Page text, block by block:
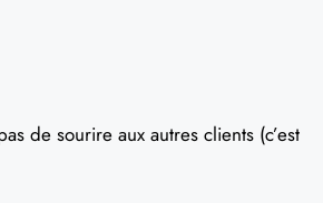
de sourire aux autres clients (c’est